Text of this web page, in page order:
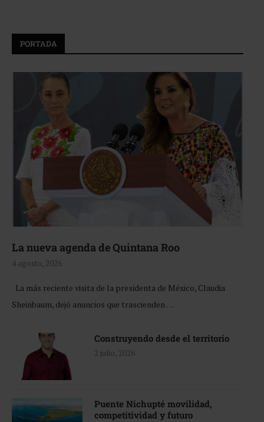
PORTADA
La nueva agenda de Quintana Roo
4 agosto, 2026
La más reciente visita de la presidenta de México, Claudia
Sheinbaum, dejó anuncios que trascienden …
Construyendo desde el territorio
2 julio, 2026
Puente Nichupté movilidad,
competitividad y futuro